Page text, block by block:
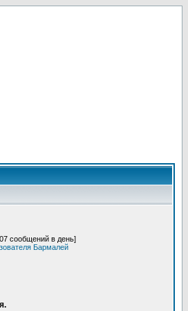
сообщений в день]
Бармалей